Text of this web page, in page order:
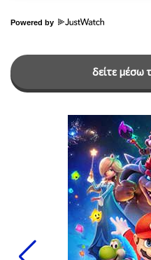
Powered by
δείτε μέσω